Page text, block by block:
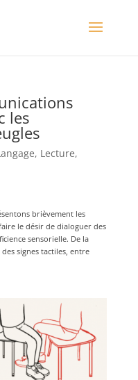
les
, Lecture,
brièvement les
le désir de dialoguer des
sensorielle. De la
signes tactiles, entre